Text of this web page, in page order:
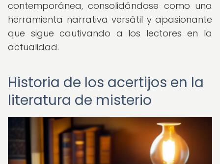
contemporánea, consolidándose como una
herramienta narrativa versátil y apasionante
que sigue cautivando a los lectores en la
actualidad.
Historia de los acertijos en la
literatura de misterio